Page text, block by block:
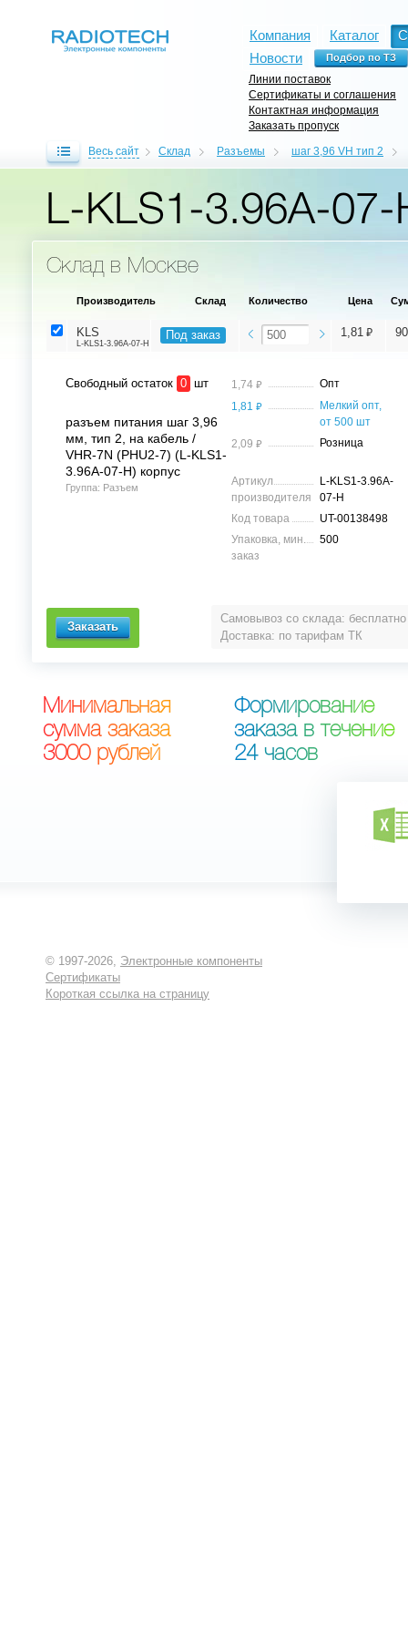
Компания Каталог
Новости
Линии поставок
Сертификаты и соглашения
Контактная информация
Заказать пропуск
Весь сайт Склад Разъемы шаг 3,96 VH тип 2
L-KLS1-3.96A-07-
Склад в Москве
Самовывоз со склада: бесплатно
Доставка: по тарифам ТК
Производитель Склад Количество Цена
KLS
L-KLS1-3.96A-07-H
Под заказ 1,81 ⃏
Свободный остаток 0 шт
разъем питания шаг 3,96
мм, тип 2, на кабель /
VHR-7N (PHU2-7) (L-KLS1-
3.96A-07-H) корпус
Группа: Разъем
1,74 ⃏
Опт
1,81 ⃏
Мелкий опт,
от 500 шт
2,09 ⃏ Розница
Артикул
производителя
L-KLS1-3.96A-
07-H
Код товара
UT-00138498
Упаковка, мин.
заказ
500
Минимальная
сумма заказа
3000 рублей
Формирование
заказа в течение
24 часов
© 1997-2026, Электронные компоненты
Сертификаты
Короткая ссылка на страницу